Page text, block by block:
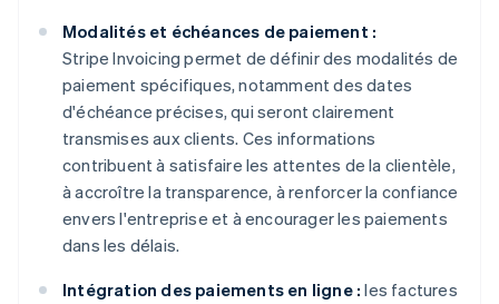
Modalités et échéances de paiement :
Stripe Invoicing permet de définir des modalités de
paiement spécifiques, notamment des dates
d'échéance précises, qui seront clairement
transmises aux clients. Ces informations
contribuent à satisfaire les attentes de la clientèle,
à accroître la transparence, à renforcer la confiance
envers l'entreprise et à encourager les paiements
dans les délais.
Intégration des paiements en ligne : les factures